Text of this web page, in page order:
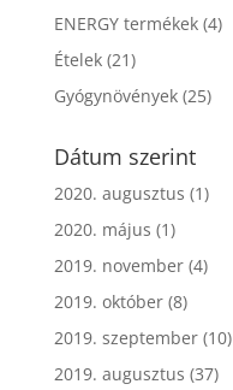
ENERGY termékek(4)
Ételek(21)
Gyógynövények(25)
Dátum szerint
2020. augusztus (1)
2020. május (1)
2019. november(4)
2019. október(8)
2019. szeptember(10)
2019. augusztus (37)